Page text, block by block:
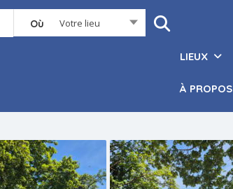
Où Votre lieu
LIEUX
À PROPOS